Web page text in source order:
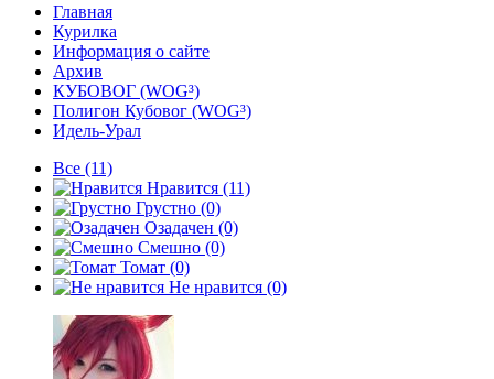
Главная
Курилка
Информация о сайте
Архив
КУБОВОГ (WOG³)
Полигон Кубовог (WOG³)
Идель-Урал
Все (11)
Нравится (11)
Грустно (0)
Озадачен (0)
Смешно (0)
Томат (0)
Не нравится (0)